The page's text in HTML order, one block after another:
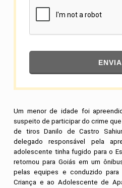
Um menor de idade foi
suspeito de participar do crime
de tiros Danilo de Castro
delegado responsável pela
adolescente tinha fugido para o
retornou para Goiás em um
pelas equipes e conduzido
Criança e ao Adolescente de